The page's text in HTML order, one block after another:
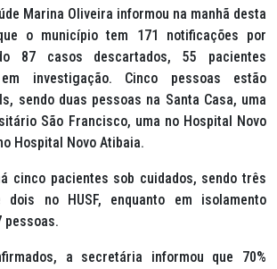
Marina Oliveira informou na manhã desta
o município tem 171 notificações por
87 casos descartados, 55 pacientes
investigação. Cinco pessoas estão
sendo duas pessoas na Santa Casa, uma
São Francisco, uma no Hospital Novo
Hospital Novo Atibaia.
cinco pacientes sob cuidados, sendo três
no HUSF, enquanto em isolamento
pessoas.
a secretária informou que 70%